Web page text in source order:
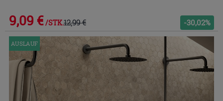
9,09 € /STK.12,99 € -30,02%
AUSLAUF